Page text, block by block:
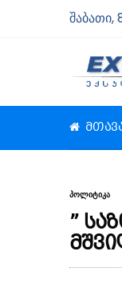
შაბათი,
პოლიტიკა
”